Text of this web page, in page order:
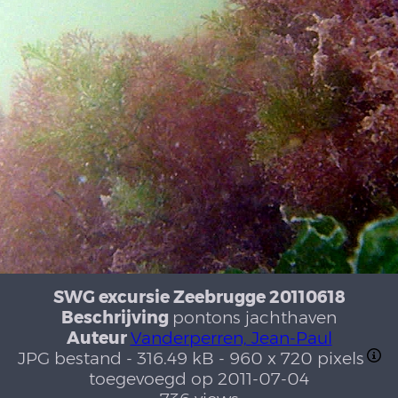
SWG excursie Zeebrugge 20110618
Beschrijving pontons jachthaven
AuteurVanderperren, Jean-Paul
JPG bestand - 316.49 kB - 960 x 720 pixels
toegevoegd op 2011-07-04